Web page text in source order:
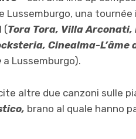
Lussemburgo, una tournée
(Tora Tora, Villa Arconati,
Cinealma-L’âme
a Lussemburgo).
altre due canzoni sulle
brano al quale hanno